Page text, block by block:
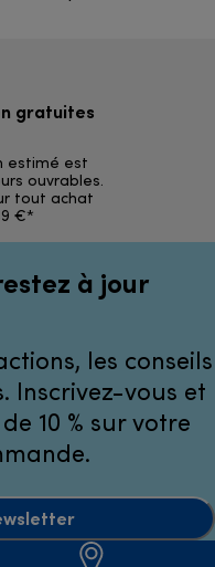
gratuites
estimé est
ouvrables.
tout achat
€*
à jour
les conseils
Inscrivez-vous et
10 % sur votre